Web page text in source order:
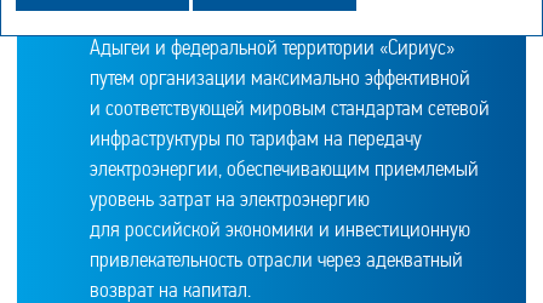
потребителей Краснодарского края, Республики
Адыгеи и федеральной территории «Сириус»
путем организации максимально эффективной
и соответствующей мировым стандартам сетевой
инфраструктуры по тарифам на передачу
электроэнергии, обеспечивающим приемлемый
уровень затрат на электроэнергию
для российской экономики и инвестиционную
привлекательность отрасли через адекватный
возврат на капитал.